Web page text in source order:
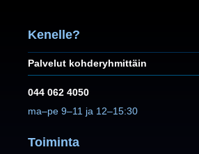
Kenelle?
Palvelut kohderyhmittäin
044 062 4050
ma–pe 9–11 ja 12–15:30
Toiminta